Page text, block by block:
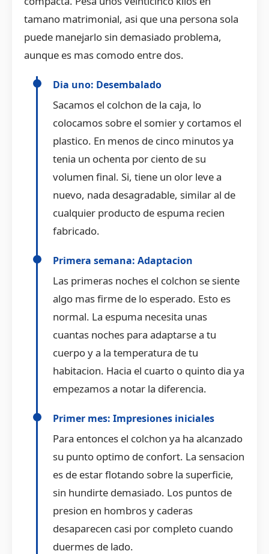
tamano matrimonial, asi que una persona sola
puede manejarlo sin demasiado problema,
aunque es mas comodo entre dos.
Dia uno: Desembalado
Sacamos el colchon de la caja, lo
colocamos sobre el somier y cortamos el
plastico. En menos de cinco minutos ya
tenia un ochenta por ciento de su
volumen final. Si, tiene un olor leve a
nuevo, nada desagradable, similar al de
cualquier producto de espuma recien
fabricado.
Primera semana: Adaptacion
Las primeras noches el colchon se siente
algo mas firme de lo esperado. Esto es
normal. La espuma necesita unas
cuantas noches para adaptarse a tu
cuerpo y a la temperatura de tu
habitacion. Hacia el cuarto o quinto dia ya
empezamos a notar la diferencia.
Primer mes: Impresiones iniciales
Para entonces el colchon ya ha alcanzado
su punto optimo de confort. La sensacion
es de estar flotando sobre la superficie,
sin hundirte demasiado. Los puntos de
presion en hombros y caderas
desaparecen casi por completo cuando
duermes de lado.